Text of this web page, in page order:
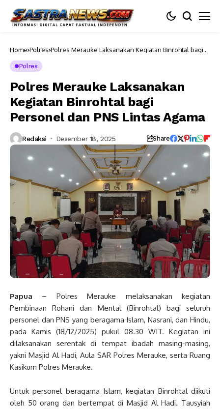
Home Polres Polres Merauke Laksanakan Kegiatan Binrohtal bagi
Polres
Polres Merauke Laksanakan
Kegiatan Binrohtal bagi
Personel dan PNS Lintas Agama
Redaksi Desember 18, 2025 Share
Papua – Polres Merauke melaksanakan kegiatan
Pembinaan Rohani dan Mental (Binrohtal) bagi seluruh
personel dan PNS yang beragama Islam, Nasrani, dan Hindu,
pada Kamis (18/12/2025) pukul 08.30 WIT. Kegiatan ini
dilaksanakan serentak di tempat ibadah masing-masing,
yakni Masjid Al Hadi, Aula SAR Polres Merauke, serta Ruang
Kasikum Polres Merauke.
Untuk personel beragama Islam, kegiatan Binrohtal diikuti
oleh 50 orang dan bertempat di Masjid Al Hadi. Tausyiah